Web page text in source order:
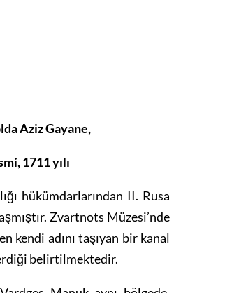
Aziz Gayane,
1711 yılı
hükümdarlarından II. Rusa
Zvartnots Müzesi’nde
kendi adını taşıyan bir kanal
belirtilmektedir.